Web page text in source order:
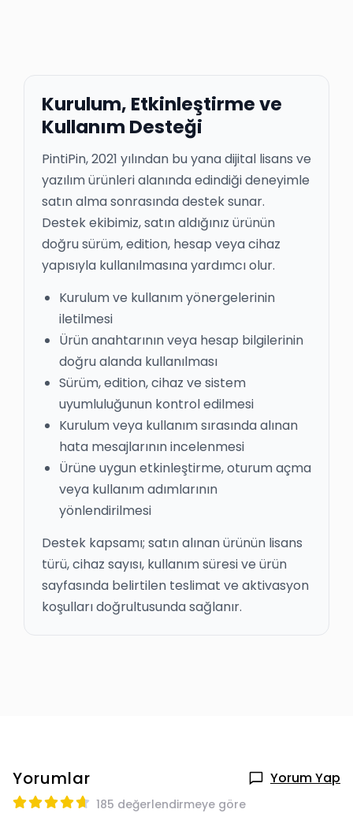
Kurulum, Etkinleştirme ve
Kullanım Desteği
PintiPin, 2021 yılından bu yana dijital lisans ve
yazılım ürünleri alanında edindiği deneyimle
satın alma sonrasında destek sunar.
Destek ekibimiz, satın aldığınız ürünün
doğru sürüm, edition, hesap veya cihaz
yapısıyla kullanılmasına yardımcı olur.
Kurulum ve kullanım yönergelerinin
iletilmesi
Ürün anahtarının veya hesap bilgilerinin
doğru alanda kullanılması
Sürüm, edition, cihaz ve sistem
uyumluluğunun kontrol edilmesi
Kurulum veya kullanım sırasında alınan
hata mesajlarının incelenmesi
Ürüne uygun etkinleştirme, oturum açma
veya kullanım adımlarının
yönlendirilmesi
Destek kapsamı; satın alınan ürünün lisans
türü, cihaz sayısı, kullanım süresi ve ürün
sayfasında belirtilen teslimat ve aktivasyon
koşulları doğrultusunda sağlanır.
Yorumlar Yorum Yap
185 değerlendirmeye göre